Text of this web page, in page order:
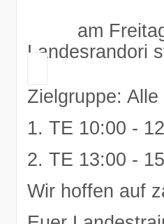
am Freitag
Landesrandori
Zielgruppe:
1. TE 10:00 -
2. TE 13:00 -
Wir hoffen auf